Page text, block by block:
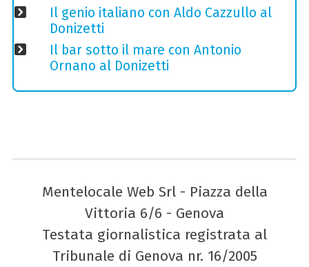
Il genio italiano con Aldo Cazzullo al
Donizetti
Il bar sotto il mare con Antonio
Ornano al Donizetti
Mentelocale Web Srl - Piazza della
Vittoria 6/6 - Genova
Testata giornalistica registrata al
Tribunale di Genova nr. 16/2005